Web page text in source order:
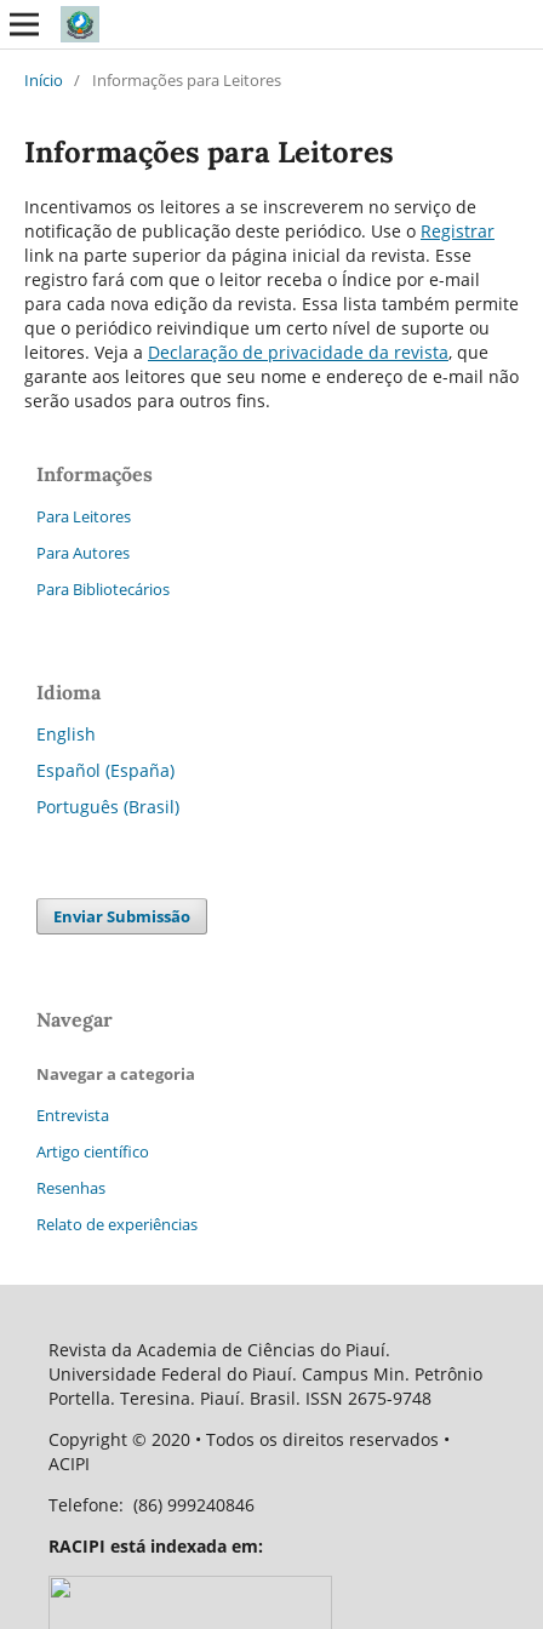
Início / Informações para Leitores
Informações para Leitores
Incentivamos os leitores a se inscreverem no serviço de
notificação de publicação deste periódico. Use o Registrar
link na parte superior da página inicial da revista. Esse
registro fará com que o leitor receba o Índice por e-mail
para cada nova edição da revista. Essa lista também permite
que o periódico reivindique um certo nível de suporte ou
leitores. Veja a Declaração de privacidade da revista, que
garante aos leitores que seu nome e endereço de e-mail não
serão usados para outros fins.
Informações
Para Leitores
Para Autores
Para Bibliotecários
Idioma
English
Español (España)
Português (Brasil)
Enviar Submissão
Navegar
Navegar a categoria
Entrevista
Artigo científico
Resenhas
Relato de experiências
Revista da Academia de Ciências do Piauí.
Universidade Federal do Piauí. Campus Min. Petrônio
Portella. Teresina. Piauí. Brasil. ISSN 2675-9748
Copyright © 2020 • Todos os direitos reservados •
ACIPI
Telefone: (86) 999240846
RACIPI está indexada em: